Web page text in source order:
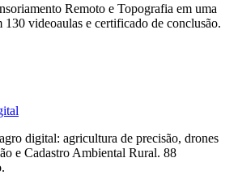
Remoto e Topografia em uma
videoaulas e certificado de conclusão.
digital: agricultura de precisão, drones
e Cadastro Ambiental Rural. 88